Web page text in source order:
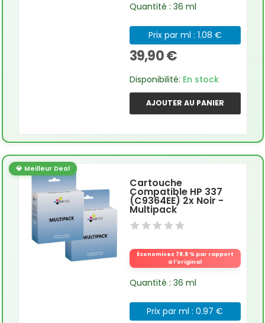
Quantité : 36 ml
Prix par ml : 1.08 €
39,90 €
Disponibilité: En stock
AJOUTER AU PANIER
💎 Meilleur Deal
Cartouche
Compatible HP 337
(C9364EE) 2x Noir -
Multipack
Économisez 78.8 % par rapport
à l'original
Quantité : 36 ml
Prix par ml : 0.97 €